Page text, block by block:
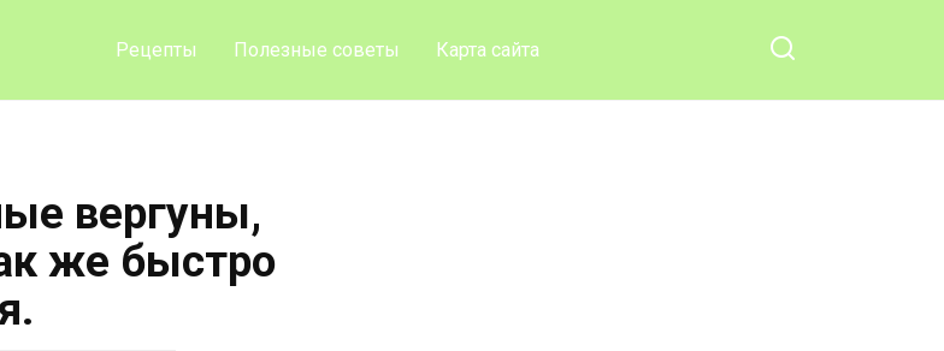
Рецепты Полезные советы Карта сайта
вергуны,
же быстро